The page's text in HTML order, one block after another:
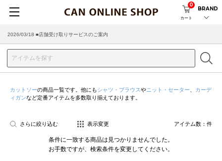
カート
0
BRAND
2026/03/18 ■店舗受け取りサービスのご案内
カットソーの商品一覧です。他にもシャツ・ブラウスやニット・セーター
カーデ
ィガンなど定番アイテムを多数取り揃えております。
さらに絞り込む 表示変更 アイテム数： 件
条件に一致する商品は見つかりませんでした。
お手数ですが、検索条件を変更してください。